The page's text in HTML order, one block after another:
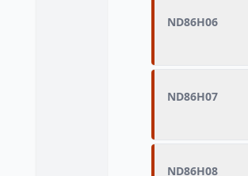
ND86H06
ND86H07
ND86H08